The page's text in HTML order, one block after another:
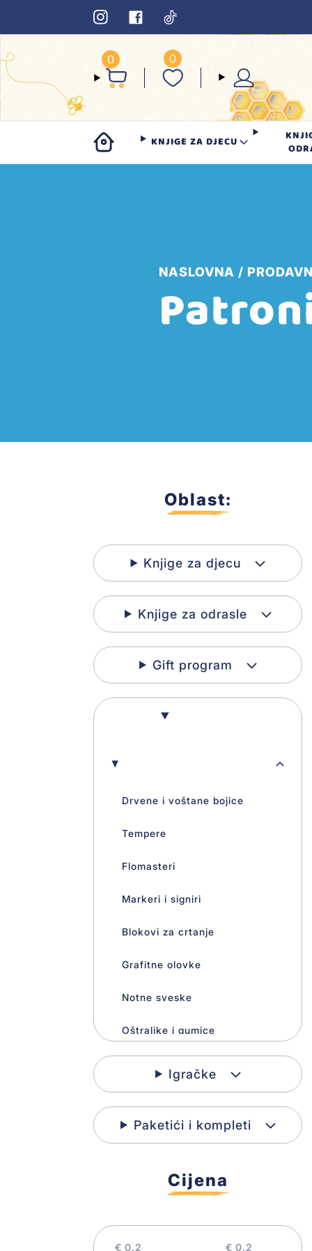
0 0
KNJIGE ZA DJECU
NASLOVNA
Oblast:
Knjige za djecu
Knjige za odrasle
Gift program
Drvene i voštane bojice
Tempere
Flomasteri
Markeri i signiri
Blokovi za crtanje
Grafitne olovke
Notne sveske
Oštraljke i gumice
Makaze i skalpeli
Lenjiri i šestari
Krede
Torbe za vrtić
Pernice
Igračke
Paketići i kompleti
Cijena
€ €